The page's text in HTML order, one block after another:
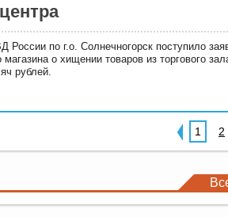
по г.о. Солнечногорск поступило
магазина о хищении товаров из торгового
рублей.
1 2